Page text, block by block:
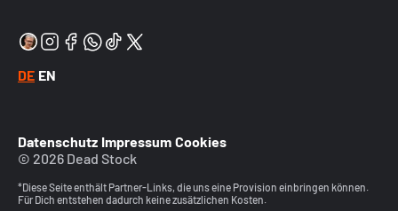
DE EN
Datenschutz Impressum Cookies
© 2026 Dead Stock
*Diese Seite enthält Partner-Links, die uns eine Provision einbringen können.
Für Dich entstehen dadurch keine zusätzlichen Kosten.